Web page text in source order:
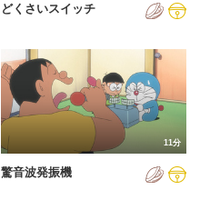
どくさいスイッチ
11分
驚音波発振機